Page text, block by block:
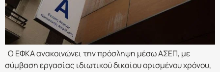
Ο ΕΦΚΑ ανακοινώνει την πρόσληψη μέσω ΑΣΕΠ, με
σύμβαση εργασίας ιδιωτικού δικαίου ορισμένου χρόνου,